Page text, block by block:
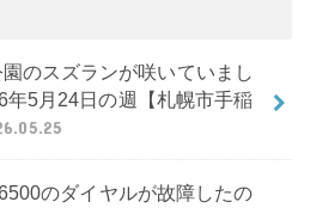
のスズランが咲いていまし
年5月24日の週【札幌市手稲
のダイヤルが故障したの